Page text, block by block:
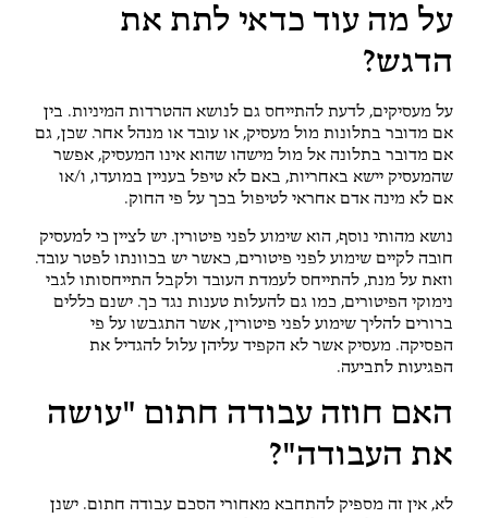
על מה עוד כדאי לתת את
הדגש?
על מעסיקים, לדעת להתייחס גם לנושא ההטרדות המיניות. בין
אם מדובר בתלונות מול מעסיק, או עובד או מנהל אחר. שכן, גם
אם מדובר בתלונה אל מול מישהו שהוא אינו המעסיק, אפשר
שהמעסיק יישא באחריות, באם לא טיפל בעניין במועדו, ו/או
אם לא מינה אדם אחראי לטיפול בכך על פי החוק.
נושא מהותי נוסף, הוא שימוע לפני פיטורין. יש לציין כי למעסיק
חובה לקיים שימוע לפני פיטורים, כאשר יש בכוונתו לפטר עובד.
וזאת על מנת, להתייחס לעמדת העובד ולקבל התייחסותו לגבי
נימוקי הפיטורים, כמו גם להעלות טענות נגד כך. ישנם כללים
ברורים להליך שימוע לפני פיטורין, אשר התגבשו על פי
הפסיקה. מעסיק אשר לא הקפיד עליהן עלול להגדיל את
הפגיעות לתביעה.
האם חוזה עבודה חתום "עושה
את העבודה"?
לא, אין זה מספיק להתחבא מאחורי הסכם עבודה חתום. ישנן